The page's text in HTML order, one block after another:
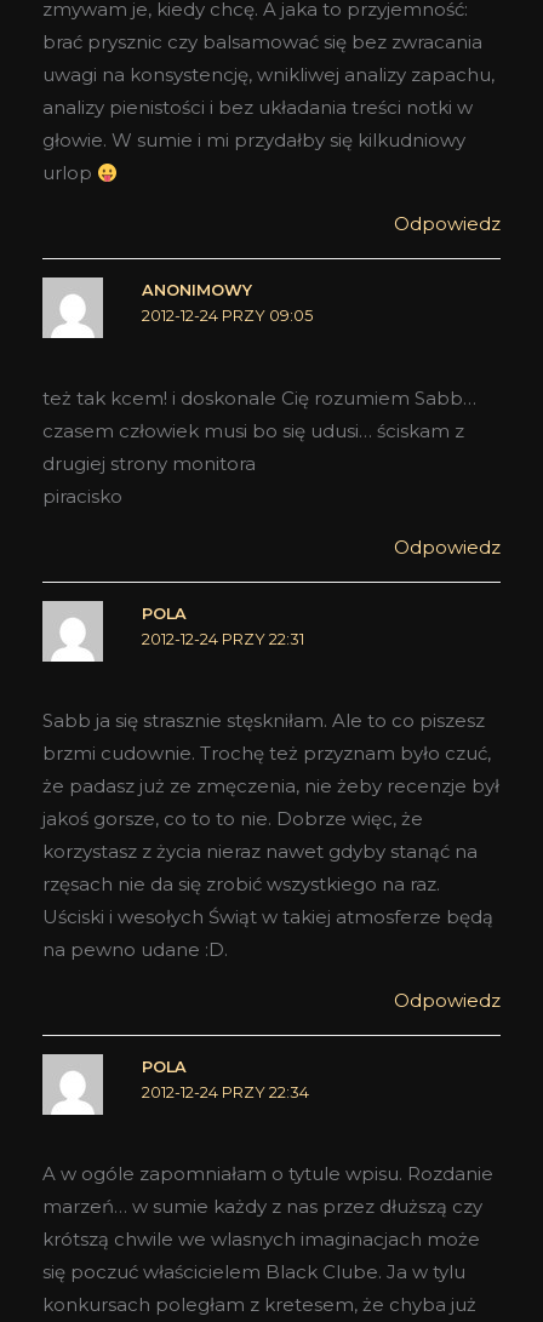
zmywam je, kiedy chcę. A jaka to przyjemność:
brać prysznic czy balsamować się bez zwracania
uwagi na konsystencję, wnikliwej analizy zapachu,
analizy pienistości i bez układania treści notki w
głowie. W sumie i mi przydałby się kilkudniowy
urlop
Odpowiedz
ANONIMOWY
2012-12-24 PRZY 09:05
też tak kcem! i doskonale Cię rozumiem Sabb…
czasem człowiek musi bo się udusi… ściskam z
drugiej strony monitora
piracisko
Odpowiedz
POLA
2012-12-24 PRZY 22:31
Sabb ja się strasznie stęskniłam. Ale to co piszesz
brzmi cudownie. Trochę też przyznam było czuć,
że padasz już ze zmęczenia, nie żeby recenzje był
jakoś gorsze, co to to nie. Dobrze więc, że
korzystasz z życia nieraz nawet gdyby stanąć na
rzęsach nie da się zrobić wszystkiego na raz.
Uściski i wesołych Świąt w takiej atmosferze będą
na pewno udane :D.
Odpowiedz
POLA
2012-12-24 PRZY 22:34
A w ogóle zapomniałam o tytule wpisu. Rozdanie
marzeń… w sumie każdy z nas przez dłuższą czy
krótszą chwile we wlasnych imaginacjach może
się poczuć właścicielem Black Clube. Ja w tylu
konkursach poległam z kretesem, że chyba już